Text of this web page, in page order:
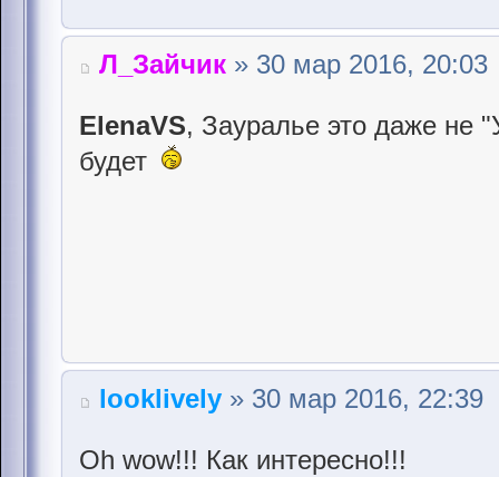
Л_Зайчик » 30 мар 2016, 20:03
ElenaVS, Зауралье это даже не
будет
looklively » 30 мар 2016, 22:39
Oh wow!!! Как интересно!!!